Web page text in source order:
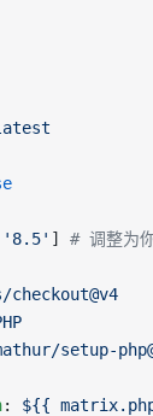
'8.5' ] # 调整为
setup-
: ${{